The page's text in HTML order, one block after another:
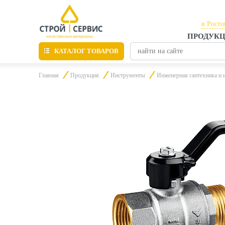
в
в
КАТАЛОГ ТОВАРОВ
Материалы для отделки
Пиломатериалы
Главная Продукция Инструменты Инженерная сантехника и